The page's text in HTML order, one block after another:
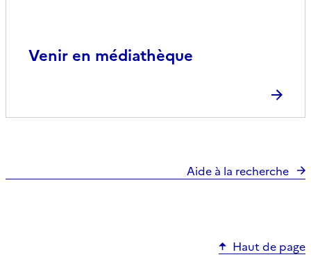
Venir en médiathèque
Aide à la recherche
Haut de page